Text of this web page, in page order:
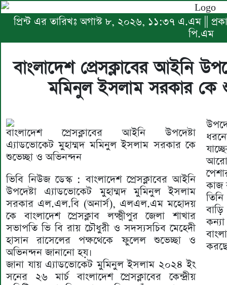
প্রিন্ট এর তারিখঃ অগাস্ট ৮, ২০২৬, ১১:৩৭ এ.এম ||
পি.এম
বাংলাদেশ প্রেসক্লাবের আইনি
মমিনুল ইসলাম সরকার কে
বাংলাদেশ প্রেসক্লাবের আইনি উপদেষ্টা
এ্যাডভোকেট মুহাম্মদ মমিনুল ইসলাম সরকার কে
শুভেচ্ছা ও অভিনন্দন
ভিবি নিউজ ডেস্ক : বাংলাদেশ প্রেসক্লাবের আইনি
উপদেষ্টা এ্যাডভোকেট মুহাম্মদ মুমিনুল ইসলাম
সরকার এল.এল.বি (অনার্স), এলএল.এম মহোদয়
কে বাংলাদেশ প্রেসক্লাব লক্ষ্মীপুর জেলা শাখার
সভাপতি ভি বি রায় চৌধুরী ও সদস্যসচিব মেহেদী
হাসান রাসেলের পক্ষথেকে ফুলেল শুভেচ্ছা ও
অভিনন্দন জানানো হয়।
জানা যায় এ্যাডভোকেট মুমিনুল ইসলাম ২০২৪ ইং
সনের ২৬ মার্চ বাংলাদেশ প্রেসক্লাবের কেন্দ্রীয়
কাজ